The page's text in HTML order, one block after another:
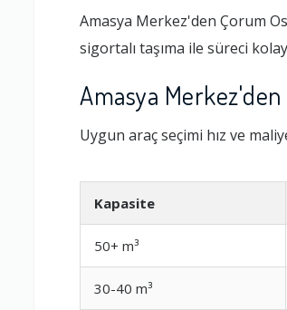
Amasya Merkez'den Çorum
sigortalı taşıma ile süreci
Amasya
Uygun araç seçimi hız ve
Kapasite
50+ m³
30-40 m³